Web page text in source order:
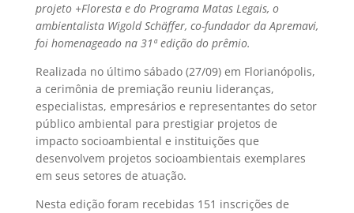
projeto +Floresta e do Programa Matas Legais, o
ambientalista Wigold Schäffer, co-fundador da Apremavi,
foi homenageado na 31ª edição do prêmio.
Realizada no último sábado (27/09) em Florianópolis,
a cerimônia de premiação reuniu lideranças,
especialistas, empresários e representantes do setor
público ambiental para prestigiar projetos de
impacto socioambiental e instituições que
desenvolvem projetos socioambientais exemplares
em seus setores de atuação.
Nesta edição foram recebidas 151 inscrições de